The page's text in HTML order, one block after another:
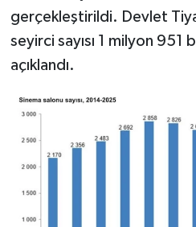
gerçekleştirildi. Devlet
seyirci sayısı 1 milyon 951
açıklandı.